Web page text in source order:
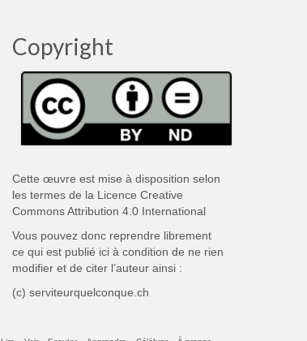
Copyright
Cette œuvre est mise à disposition selon
les termes de la Licence Creative
Commons Attribution 4.0 International
Vous pouvez donc reprendre librement
ce qui est publié ici à condition de ne rien
modifier et de citer l’auteur ainsi :
(c) serviteurquelconque.ch